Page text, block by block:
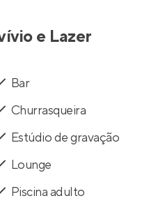
e Lazer
Bar
Churrasqueira
Estúdio de gravação
Lounge
Piscina adulto